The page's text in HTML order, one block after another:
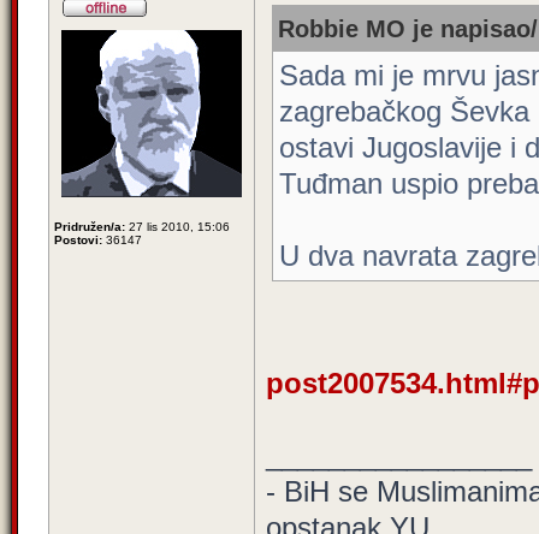
Pridružen/a: 27 lis 2010, 15:06
Postovi: 36147
Robbie MO je
Sada mi je mrvu
zagrebačkog
ostavi Jugoslavije i
Tuđman uspio
U dva navrata
- BiH se
opstanak YU.